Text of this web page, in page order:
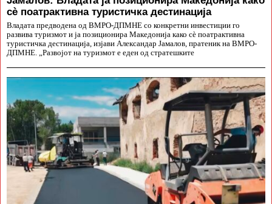
сè поатрактивна туристичка дестинација
Владата предводена од ВМРО-ДПМНЕ со конкретни инвестиции го
развива туризмот и ја позиционира Македонија како сè поатрактивна
туристичка дестинација, изјави Александар Јамалов, пратеник на ВМРО-
ДПМНЕ. „Развојот на туризмот е еден од стратешките